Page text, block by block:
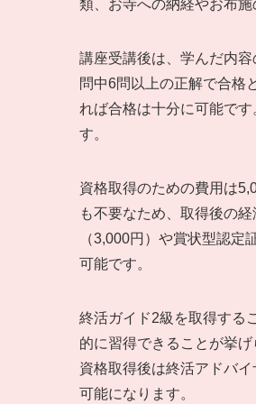
類、お寺への納経やお布
講座受講後は、学んだ内
問中6問以上の正解で合格
れば合格は十分に可能で
す。
資格取得のための費用は
も不要なため、取得後の
（3,000円）や賞状型認
可能です。
終活ガイド2級を取得する
的に習得できることが挙
資格取得後は終活アドバ
可能になります。